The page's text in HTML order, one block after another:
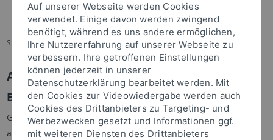
Sie sind hier: Startseite
Anmelden
Benutzeranmeldung
Geben Sie Ihren Benutzernamen und Ihr Passwort an um sich
anzumelden:
Auf unserer Webseite werden Cookies
verwendet. Einige davon werden zwingend
benötigt, während es uns andere ermöglichen,
Ihre Nutzererfahrung auf unserer Webseite zu
verbessern. Ihre getroffenen Einstellungen
können jederzeit in unserer
Datenschutzerklärung bearbeitet werden. Mit
den Cookies zur Videowiedergabe werden auch
Cookies des Drittanbieters zu Targeting- und
Werbezwecken gesetzt und Informationen ggf.
mit weiteren Diensten des Drittanbieters